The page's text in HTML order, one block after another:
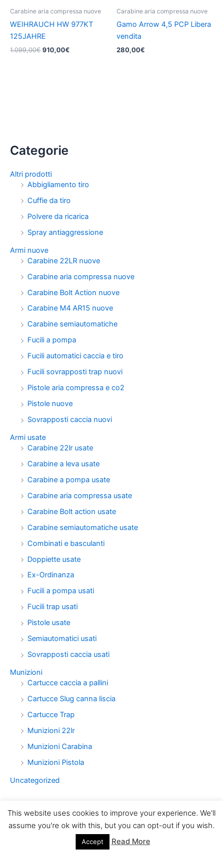
Categorie
Altri prodotti
Abbigliamento tiro
Cuffie da tiro
Polvere da ricarica
Spray antiaggressione
Armi nuove
Carabine 22LR nuove
Carabine aria compressa nuove
Carabine Bolt Action nuove
Carabine M4 AR15 nuove
Carabine semiautomatiche
Fucili a pompa
Fucili automatici caccia e tiro
Fucili sovrapposti trap nuovi
Pistole aria compressa e co2
Pistole nuove
Sovrapposti caccia nuovi
Armi usate
Carabine 22lr usate
Carabine a leva usate
Carabine a pompa usate
Carabine aria compressa usate
Carabine Bolt action usate
Carabine semiautomatiche usate
Combinati e basculanti
Doppiette usate
Ex-Ordinanza
Fucili a pompa usati
Fucili trap usati
Pistole usate
Semiautomatici usati
Sovrapposti caccia usati
Munizioni
Cartucce caccia a pallini
Cartucce Slug canna liscia
Cartucce Trap
Munizioni 22lr
Munizioni Carabina
Munizioni Pistola
Uncategorized
Carabine aria compressa nuove
WEIHRAUCH HW 977KT
125JAHRE
1.099,00€Il
910,00€
Carabine aria compressa nuove
Gamo Arrow 4,5 PCP Libera
vendita
280,00€
Copyright © 2026 Armeria LUXOR Torino | Powered by
This website uses cookies to improve your experience. We'll
assume you're ok with this, but you can opt-out if you wish.
Accept Read More